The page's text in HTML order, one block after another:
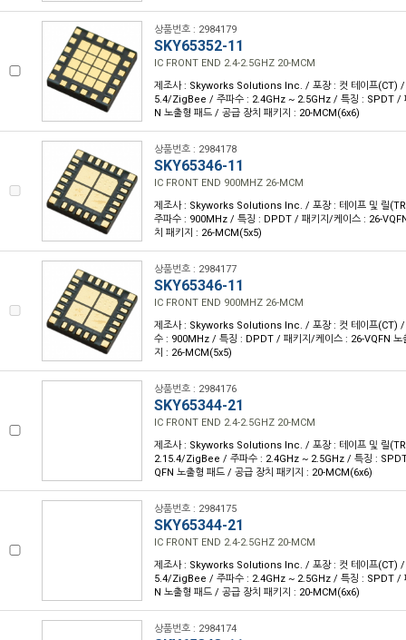
상품번호 : 2984179
SKY65352-11
IC FRONT END 2.4-2.5GHZ 20-MCM
제조사 : Skyworks Solutions Inc. / 포장 : 컷 테이프(CT) /
5.4/ZigBee / 주파수 : 2.4GHz ~ 2.5GHz / 특징 : SPDT /
N 노출형 패드 / 공급 장치 패키지 : 20-MCM(6x6)
상품번호 : 2984178
SKY65346-11
IC FRONT END 900MHZ 26-MCM
제조사 : Skyworks Solutions Inc. / 포장 : 테이프 및 릴
주파수 : 900MHz / 특징 : DPDT / 패키지/케이스 : 26-
치 패키지 : 26-MCM(5x5)
상품번호 : 2984177
SKY65346-11
IC FRONT END 900MHZ 26-MCM
제조사 : Skyworks Solutions Inc. / 포장 : 컷 테이프(CT) /
수 : 900MHz / 특징 : DPDT / 패키지/케이스 : 26-VQFN 노
지 : 26-MCM(5x5)
상품번호 : 2984176
SKY65344-21
IC FRONT END 2.4-2.5GHZ 20-MCM
제조사 : Skyworks Solutions Inc. / 포장 : 테이프 및 릴
2.15.4/ZigBee / 주파수 : 2.4GHz ~ 2.5GHz / 특징 :
QFN 노출형 패드 / 공급 장치 패키지 : 20-MCM(6x6)
상품번호 : 2984175
SKY65344-21
IC FRONT END 2.4-2.5GHZ 20-MCM
제조사 : Skyworks Solutions Inc. / 포장 : 컷 테이프(CT) /
5.4/ZigBee / 주파수 : 2.4GHz ~ 2.5GHz / 특징 : SPDT /
N 노출형 패드 / 공급 장치 패키지 : 20-MCM(6x6)
상품번호 : 2984174